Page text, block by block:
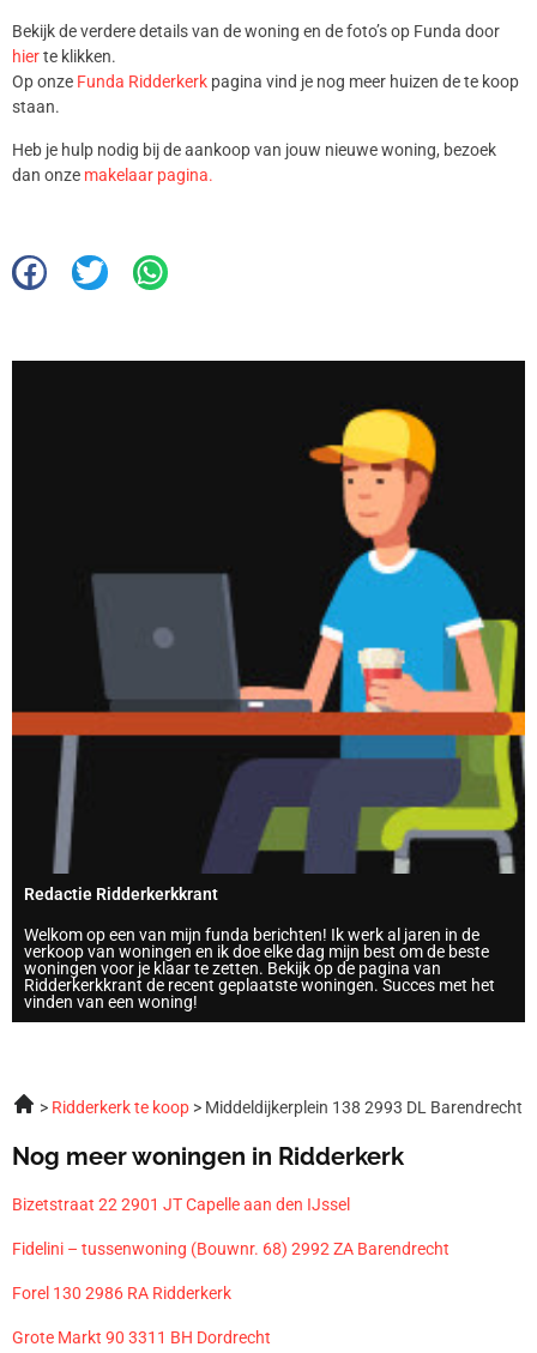
Bekijk de verdere details van de woning en de foto’s op Funda door
hierte klikken.
Op onze Funda Ridderkerk pagina vind je nog meer huizen de te koop
staan.
Heb je hulp nodig bij de aankoop van jouw nieuwe woning, bezoek
dan onze makelaar pagina.
Redactie Ridderkerkkrant
Welkom op een van mijn funda berichten! Ik werk al jaren in de
verkoop van woningen en ik doe elke dag mijn best om de beste
woningen voor je klaar te zetten. Bekijk op de pagina van
Ridderkerkkrant de recent geplaatste woningen. Succes met het
vinden van een woning!
Ridderkerk te koop Middeldijkerplein 138 2993 DL Barendrecht
Nog meer woningen in Ridderkerk
Bizetstraat 22 2901 JT Capelle aan den IJssel
Fidelini – tussenwoning (Bouwnr. 68) 2992 ZA Barendrecht
Forel 130 2986 RA Ridderkerk
Grote Markt 90 3311 BH Dordrecht